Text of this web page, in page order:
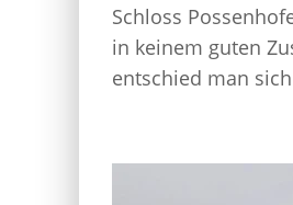
Schloss
in keinem guten
entschied man